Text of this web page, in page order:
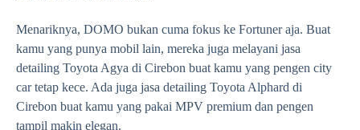
Menariknya, DOMO bukan cuma fokus ke Fortuner aja. Buat
kamu yang punya mobil lain, mereka juga melayani jasa
detailing Toyota Agya di Cirebon buat kamu yang pengen city
car tetap kece. Ada juga jasa detailing Toyota Alphard di
Cirebon buat kamu yang pakai MPV premium dan pengen
tampil makin elegan.